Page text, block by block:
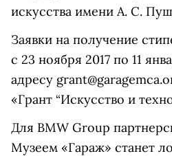
искусства имени А. С.
Заявки на получение
c 23 ноября 2017 по 11
адресу
«Грант “Искусство и
Для BMW Group
Музеем «Гараж» станет